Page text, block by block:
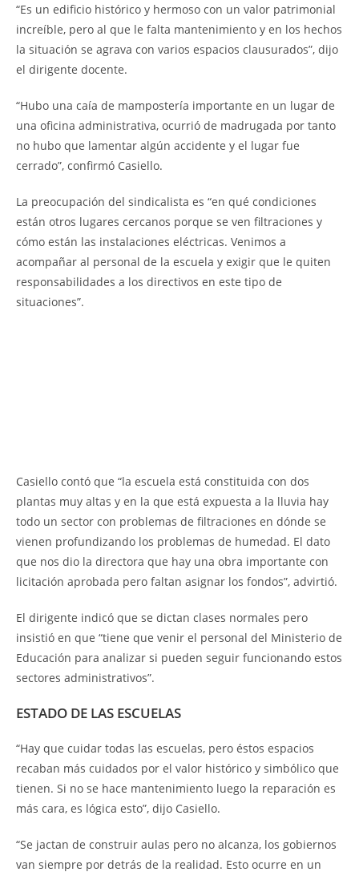
“Es un edificio histórico y hermoso con un valor patrimonial
increíble, pero al que le falta mantenimiento y en los hechos
la situación se agrava con varios espacios clausurados”, dijo
el dirigente docente.
“Hubo una caía de mampostería importante en un lugar de
una oficina administrativa, ocurrió de madrugada por tanto
no hubo que lamentar algún accidente y el lugar fue
cerrado”, confirmó Casiello.
La preocupación del sindicalista es “en qué condiciones
están otros lugares cercanos porque se ven filtraciones y
cómo están las instalaciones eléctricas. Venimos a
acompañar al personal de la escuela y exigir que le quiten
responsabilidades a los directivos en este tipo de
situaciones”.
Casiello contó que “la escuela está constituida con dos
plantas muy altas y en la que está expuesta a la lluvia hay
todo un sector con problemas de filtraciones en dónde se
vienen profundizando los problemas de humedad. El dato
que nos dio la directora que hay una obra importante con
licitación aprobada pero faltan asignar los fondos”, advirtió.
El dirigente indicó que se dictan clases normales pero
insistió en que “tiene que venir el personal del Ministerio de
Educación para analizar si pueden seguir funcionando estos
sectores administrativos”.
ESTADO DE LAS ESCUELAS
“Hay que cuidar todas las escuelas, pero éstos espacios
recaban más cuidados por el valor histórico y simbólico que
tienen. Si no se hace mantenimiento luego la reparación es
más cara, es lógica esto”, dijo Casiello.
“Se jactan de construir aulas pero no alcanza, los gobiernos
van siempre por detrás de la realidad. Esto ocurre en un